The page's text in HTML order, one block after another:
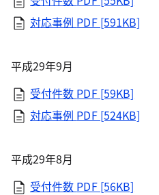
対応事例 PDF [591KB]
平成29年9月
受付件数 PDF [59KB]
対応事例 PDF [524KB]
平成29年8月
受付件数 PDF [56KB]